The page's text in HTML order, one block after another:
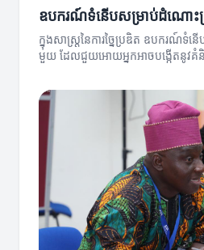
ឧបករណ៍ទំនើបសម្រាប់ដំណោះស្
ក្នុងសាស្ត្រនៃការច្នៃប្រឌិត ឧបករណ៍
មួយ ដែលជួយអោយអ្នកអាចបង្កើតនូវគំនិ